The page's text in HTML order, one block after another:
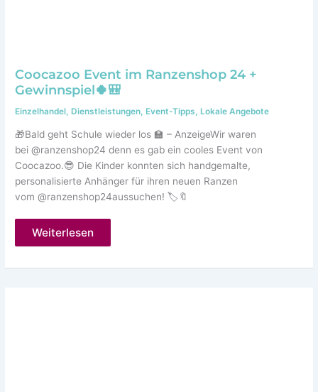
Coocazoo Event im Ranzenshop 24 +
Gewinnspiel🍀🎒
Einzelhandel,Dienstleistungen,Event-Tipps,Lokale Angebote
🎁Bald geht Schule wieder los 🏫 – AnzeigeWir waren
bei @ranzenshop24 denn es gab ein cooles Event von
Coocazoo.😎 Die Kinder konnten sich handgemalte,
personalisierte Anhänger für ihren neuen Ranzen
vom @ranzenshop24aussuchen! 🏷️🔖
Coocazoo
Weiterlesen